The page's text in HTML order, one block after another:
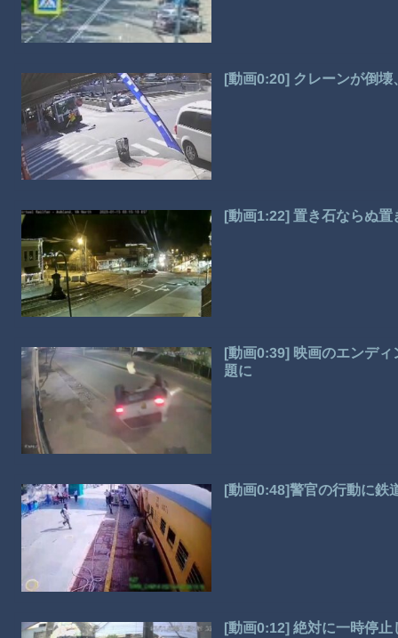
[動画0:20] クレーンが倒
[動画1:22] 置き石ならぬ
[動画0:39] 映画のエンデ
題に
[動画0:48]警官の行動に鉄
[動画0:12] 絶対に一時停